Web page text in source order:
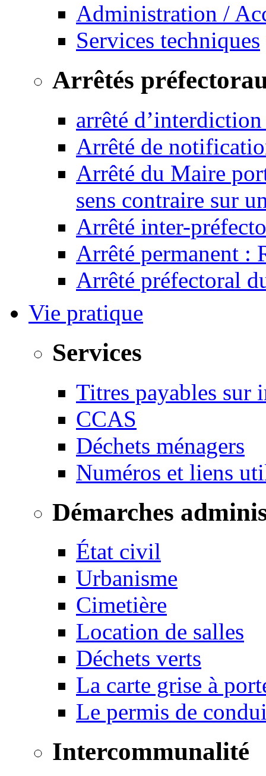
Administration /
Services techniques
Arrêtés
arrêté
Arrêté de
Arrêté du Maire
sens contraire sur
Arrêté inter-
Arrêté permanent :
Arrêté préfectoral
Vie pratique
Services
Titres payables sur
CCAS
Déchets ménagers
Numéros et liens
Démarches
État civil
Urbanisme
Cimetière
Location de salles
Déchets verts
La carte grise à
Le permis de
Intercommunalité